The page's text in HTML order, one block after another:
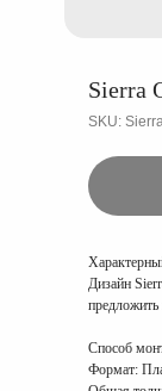
Sierra
SKU:
Дизайн
предложить
Способ
Формат: